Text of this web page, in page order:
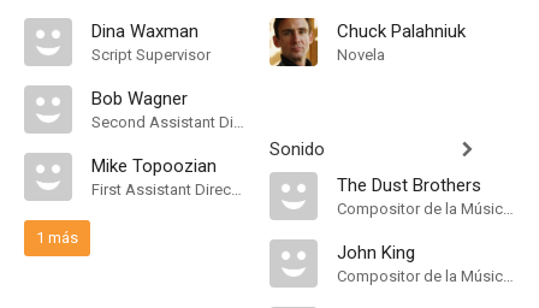
Dina Waxman
Script Supervisor
Bob Wagner
Second Assistant Director
Mike Topoozian
First Assistant Director
1 más
Chuck Palahniuk
Novela
Sonido
The Dust Brothers
Compositor de la Música Original
John King
Compositor de la Música Original